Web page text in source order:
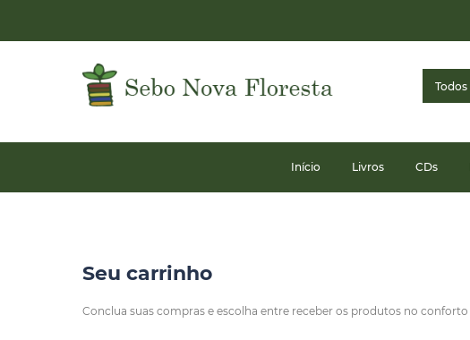
Início Livros CDs
Seu carrinho
Conclua suas compras e escolha entre receber os produtos no